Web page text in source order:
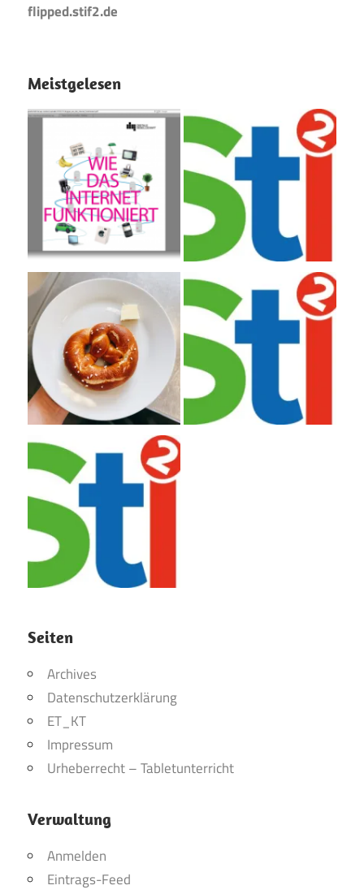
flipped.stif2.de
Meistgelesen
Seiten
Archives
Datenschutzerklärung
ET_KT
Impressum
Urheberrecht – Tabletunterricht
Verwaltung
Anmelden
Eintrags-Feed